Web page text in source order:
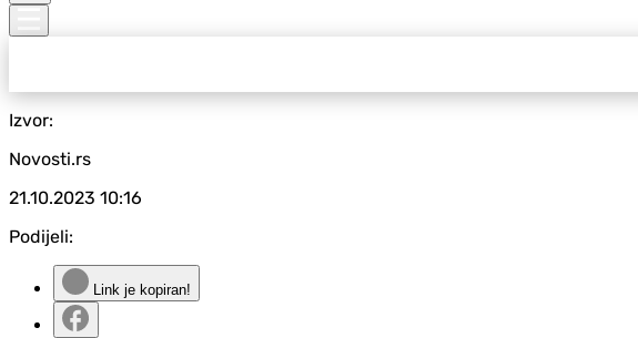
Izvor:
Novosti.rs
21.10.2023 10:16
Podijeli:
Link je kopiran!